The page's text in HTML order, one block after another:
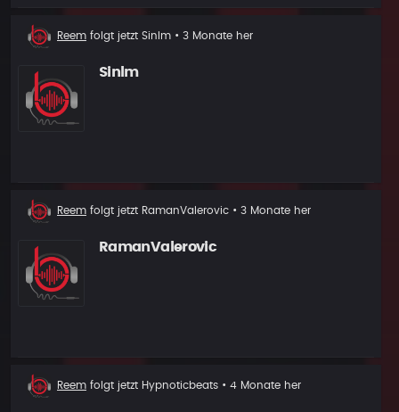
Neuer
Reem folgt jetzt Sinlm • 3 Monate her
Sinlm
Neuer
Reem folgt jetzt RamanValerovic • 3 Monate her
RamanValerovic
Neuer
Reem folgt jetzt Hypnoticbeats • 4 Monate her